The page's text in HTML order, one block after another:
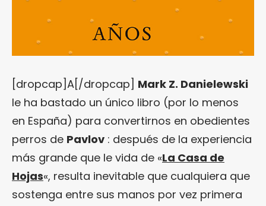
[dropcap]A[/dropcap] Mark Z. Danielewski
le ha bastado un único libro (por lo menos
en España) para convertirnos en obedientes
perros de Pavlov : después de la experiencia
más grande que le vida de «La Casa de
Hojas«, resulta inevitable que cualquiera que
sostenga entre sus manos por vez primera